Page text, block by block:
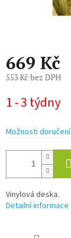
669 Kč
553 Kč bez DPH
cena:
1 - 3 týdny
Možnosti doručení
Vinylová deska.
Detailní informace